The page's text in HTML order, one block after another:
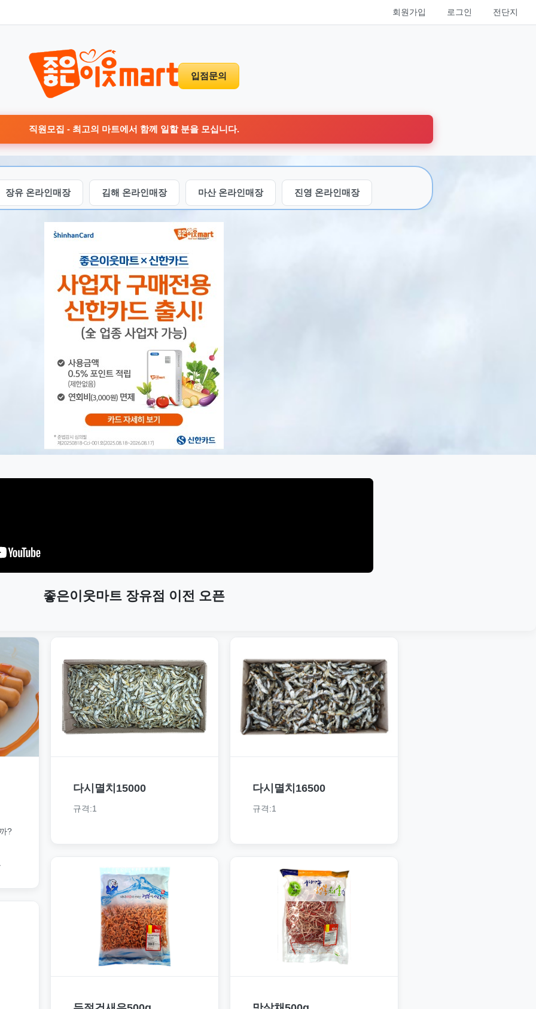
회원가입 로그인 전단지
입점문의
직원모집 - 최고의 마트에서 함께 일할 분을 모십니다.
장유 온라인매장 김해 온라인매장 마산 온라인매장 진영 온라인매장
좋은이웃마트 장유점 이전 오픈
?
다시멸치15000
규격:1
다시멸치16500
규격:1